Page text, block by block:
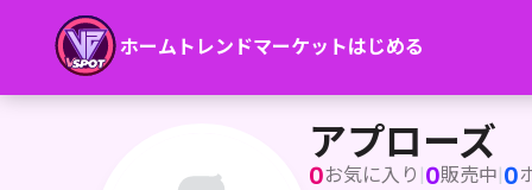
ホーム トレンドマーケットはじめる
アプローズ
アプローズ
0お気に入り |0販売中|0